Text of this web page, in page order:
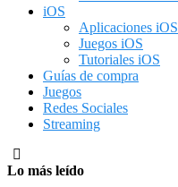
iOS
Aplicaciones iOS
Juegos iOS
Tutoriales iOS
Guías de compra
Juegos
Redes Sociales
Streaming
Lo más leído